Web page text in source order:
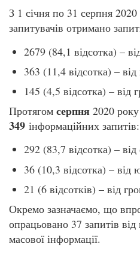
З 1 січня по 31 серпня 2020
запитувачів отримано
2679 (84,1 відсотка) –
363 (11,4 відсотка) –
145 (4,5 відсотка) – від
Протягом серпня 2020
349 інформаційних запитів:
292 (83,7 відсотка) –
36 (10,3 відсотка) – від
21 (6 відсотків) – від
Окремо зазначаємо, що
опрацьовано 37 запитів від
масової інформації.